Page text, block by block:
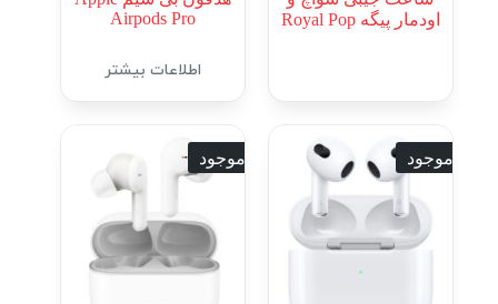
اودمار پیگه Royal Pop
Airpods Pro
اطلاعات بیشتر
ناموجود ناموجود